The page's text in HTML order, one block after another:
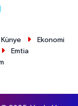
Künye
Ekonomi
Emtia